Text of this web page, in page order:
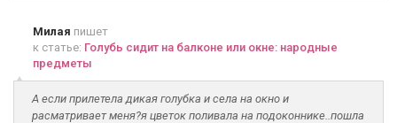
Милая пишет
к статье: Голубь сидит на балконе или окне: народные
предметы
А если прилетела дикая голубка и села на окно и
расматривает меня?я цветок поливала на подоконнике..пошла